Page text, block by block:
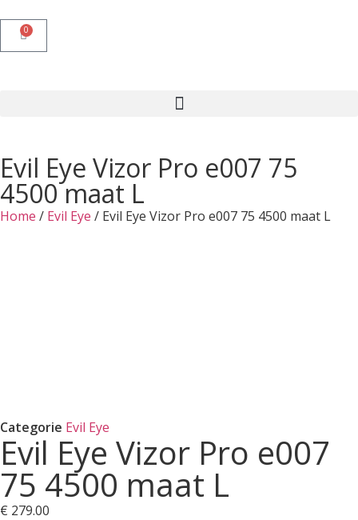
0
Evil Eye Vizor Pro e007 75
4500 maat L
Home / Evil Eye / Evil Eye Vizor Pro e007 75 4500 maat L
Categorie Evil Eye
Evil Eye Vizor Pro e007
75 4500 maat L
€ 279.00